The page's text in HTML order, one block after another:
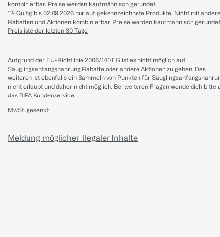
kombinierbar. Preise werden kaufmännisch gerundet.
*¹⁰ Gültig bis 02.09.2026 nur auf gekennzeichnete Produkte. Nicht mit
Rabatten und Aktionen kombinierbar. Preise werden kaufmännisch
Preisliste der letzten 30 Tage
Aufgrund der EU-Richtlinie 2006/141/EG ist es nicht möglich auf
Säuglingsanfangsnahrung Rabatte oder andere Aktionen zu geben. Des
weiteren ist ebenfalls ein Sammeln von Punkten für
nicht erlaubt und daher nicht möglich. Bei weiteren Fragen wende dich bitte
das BIPA Kundenservice.
MwSt. gesenkt
Meldung möglicher illegaler Inhalte